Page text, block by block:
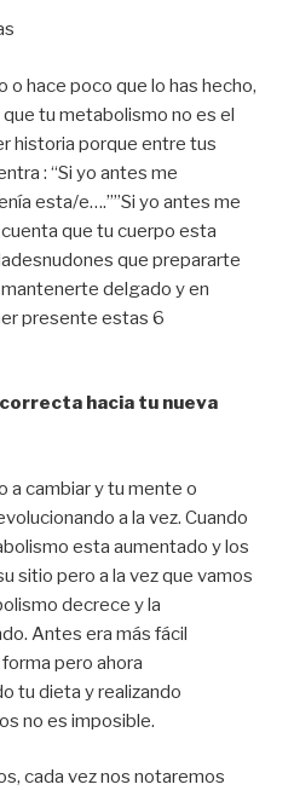
o hace poco que lo has hecho,
tu metabolismo no es el
historia porque entre tus
: “Si yo antes me
esta/e….””Si yo antes me
que tu cuerpo esta
que prepararte
delgado y en
presente estas 6
hacia tu nueva
a cambiar y tu mente o
a la vez. Cuando
esta aumentado y los
sitio pero a la vez que vamos
decrece y la
Antes era más fácil
pero ahora
tu dieta y realizando
no es imposible.
cada vez nos notaremos